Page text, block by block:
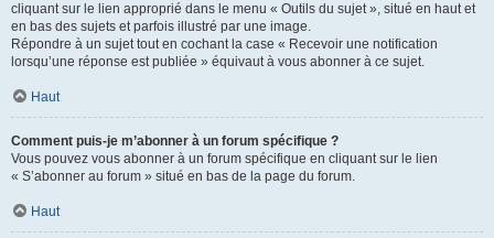
cliquant sur le lien approprié dans le menu « Outils du sujet », situé en haut et
en bas des sujets et parfois illustré par une image.
Répondre à un sujet tout en cochant la case « Recevoir une notification
lorsqu’une réponse est publiée » équivaut à vous abonner à ce sujet.
Haut
Comment puis-je m’abonner à un forum spécifique ?
Vous pouvez vous abonner à un forum spécifique en cliquant sur le lien
« S’abonner au forum » situé en bas de la page du forum.
Haut